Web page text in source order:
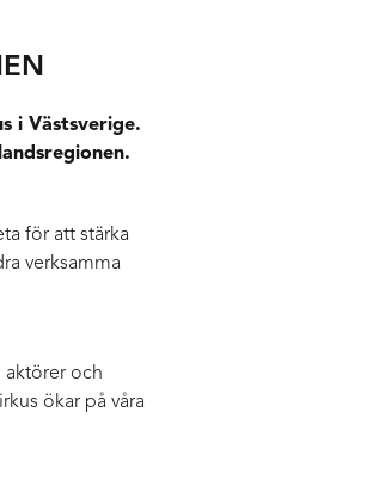
i Västsverige.
för att stärka
verksamma
aktörer och
ökar på våra